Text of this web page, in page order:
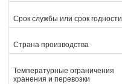
Срок службы или срок годности
Страна производства
Температурные ограничения
хранения и перевозки